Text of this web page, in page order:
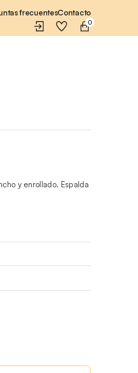
frecuentesContacto
0
y enrollado. Espalda